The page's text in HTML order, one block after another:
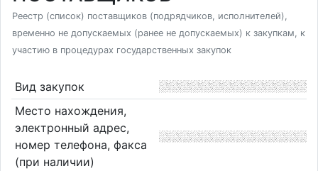
Реестр (список) поставщиков (подрядчиков, исполнителей),
временно не допускаемых (ранее не допускаемых) к закупкам, к
участию в процедурах государственных закупок
Вид закупок
Место нахождения,
электронный адрес,
номер телефона, факса
(при наличии)